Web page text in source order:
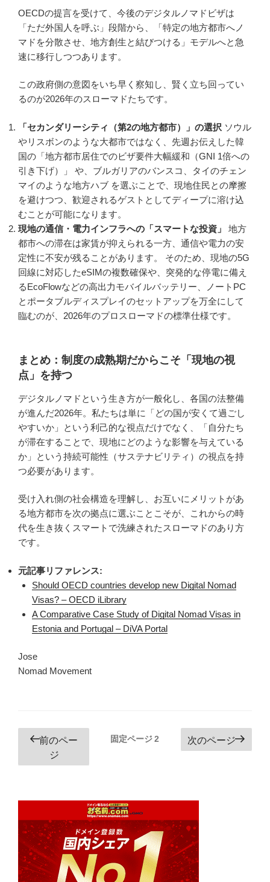
OECDの提言を受けて、今後のデジタルノマドビザは
「ただ外国人を呼ぶ」段階から、「特定の地方都市へノ
マドを分散させ、地方創生と結びつける」モデルへと急
速に移行しつつあります。
この政府側の意図をいち早く察知し、賢く立ち回ってい
るのが2026年のスローマドたちです。
「セカンダリーシティ（第2の地方都市）」の選択 ソウル
やリスボンのような大都市ではなく、先週お伝えした韓
国の「地方都市居住でのビザ要件大幅緩和（GNI 1倍への
引き下げ）」 や、ブルガリアのバンスコ、タイのチェン
マイのような地方ハブ を選ぶことで、現地住民との摩擦
を避けつつ、歓迎されるゲストとしてディープに溶け込
むことが可能になります。
現地の通信・電力インフラへの「スマートな投資」
地方
都市への滞在は家賃が抑えられる一方、通信や電力の安
定性に不安が残ることがあります。 そのため、現地の5G
回線に対応したeSIMの複数確保や、突発的な停電に備え
るEcoFlowなどの高出力モバイルバッテリー、ノートPC
とポータブルディスプレイのセットアップを万全にして
臨むのが、2026年のプロスローマドの標準仕様です。
まとめ：制度の成熟期だからこそ「現地の視
点」を持つ
デジタルノマドという生き方が一般化し、各国の法整備
が進んだ2026年。私たちは単に「どの国が安くて過ごし
やすいか」という利己的な視点だけでなく、「自分たち
が滞在することで、現地にどのような影響を与えている
か」という持続可能性（サステナビリティ）の視点を持
つ必要があります。
受け入れ側の社会構造を理解し、お互いにメリットがあ
る地方都市を次の拠点に選ぶことこそが、これからの時
代を生き抜くスマートで洗練されたスローマドのあり方
です。
元記事リファレンス:
Should OECD countries develop new Digital Nomad
Visas? – OECD iLibrary
A Comparative Case Study of Digital Nomad Visas in
Estonia and Portugal – DiVA Portal
Jose
Nomad Movement
の
ー
ジ
送
り
前のペー
ジ
固定ページ2 次のページ